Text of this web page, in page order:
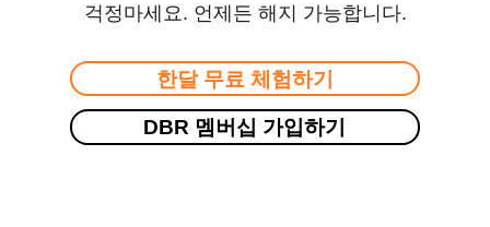
걱정마세요. 언제든 해지 가능합니다.
한달 무료 체험하기
DBR 멤버십 가입하기